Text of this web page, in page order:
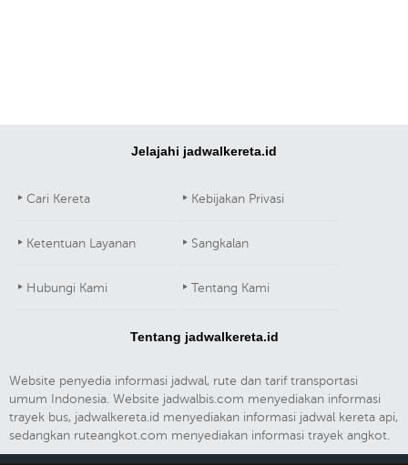
Jelajahi jadwalkereta.id
Cari Kereta Kebijakan Privasi
Ketentuan Layanan Sangkalan
Hubungi Kami Tentang Kami
Tentang jadwalkereta.id
Website penyedia informasi jadwal, rute dan tarif transportasi
umum Indonesia. Website jadwalbis.com menyediakan informasi
trayek bus, jadwalkereta.id menyediakan informasi jadwal kereta api,
sedangkan ruteangkot.com menyediakan informasi trayek angkot.